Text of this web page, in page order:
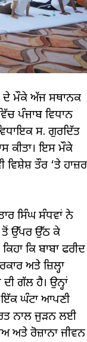
ਦੇ ਮੌਕੇ ਅੱਜ ਸਥਾਨਕ
ਪੰਜਾਬ ਵਿਧਾਨ
ਸ. ਗੁਰਦਿੱਤ
ਕੀਤਾ। ਇਸ ਮੌਕੇ
ਵਿਸ਼ੇਸ਼ ਤੌਰ ‘ਤੇ ਹਾਜ਼ਰ
ਸਿੰਘ ਸੰਧਵਾਂ ਨੇ
ਤੋਂ ਉੱਪਰ ਉੱਠ ਕੇ
ਕਿ ਬਾਬਾ ਫਰੀਦ
ਅਤੇ ਜ਼ਿਲ੍ਹਾ
ਗੱਲ ਹੈ। ਉਨ੍ਹਾਂ
ਇੱਕ ਘੰਟਾ ਆਪਣੀ
ਨਾਲ ਜੁੜਨ ਲਈ
ਅਤੇ ਰੋਜ਼ਾਨਾ ਜੀਵਨ